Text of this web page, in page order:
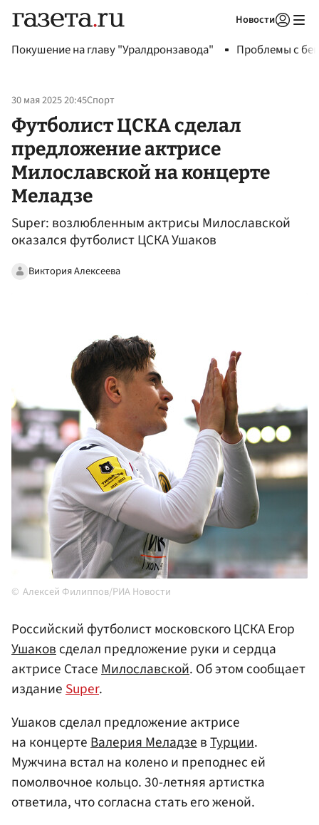
Новости
Покушение на главу "Уралдронзавода" Проблемы с
30 мая 2025 20:45Спорт
Футболист ЦСКА сделал
предложение актрисе
Милославской на концерте
Меладзе
Super: возлюбленным актрисы Милославской
оказался футболист ЦСКА Ушаков
Виктория Алексеева
Алексей Филиппов/РИА Новости
Российский футболист московского ЦСКА Егор
Ушаковсделал предложение руки и сердца
актрисе СтасеМилославской. Об этом сообщает
изданиеSuper.
Ушаков сделал предложение актрисе
на концертеВалерия МеладзевТурции.
Мужчина встал на колено и преподнес ей
помолвочное кольцо. 30-летняя артистка
ответила, что согласна стать его женой.